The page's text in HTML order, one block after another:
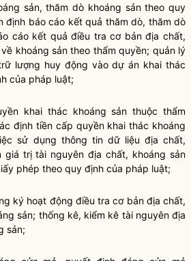
sản, thăm dò khoáng sản theo quy
định báo cáo kết quả thăm dò, thăm dò
cáo kết quả điều tra cơ bản địa chất,
khoáng sản theo thẩmquyền; quản lý
lượng huy động vào dự án khai thác
của pháp luật;
khai thác khoáng sản thuộc thẩm
định tiền cấp quyềnkhai thác khoáng
sử dụng thông tin dữ liệu địa chất,
giá trị tài nguyên địa chất, khoáng sản
phép theo quy định của pháp luật;
ký hoạt động điều tra cơ bản địa chất,
sản; thống kê, kiểm kê tài nguyên địa
sản;